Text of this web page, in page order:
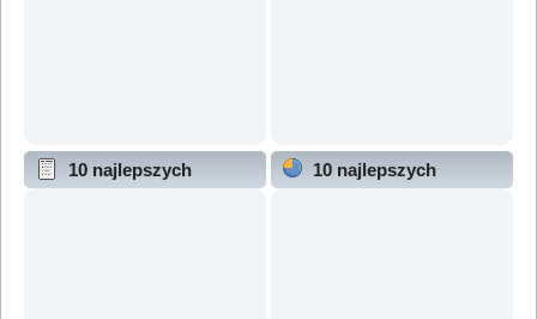
10 najlepszych
10 najlepszych